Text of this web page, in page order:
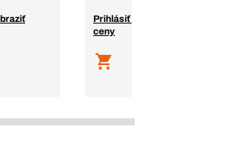
Prihlásiť sa a zobraziť
ceny